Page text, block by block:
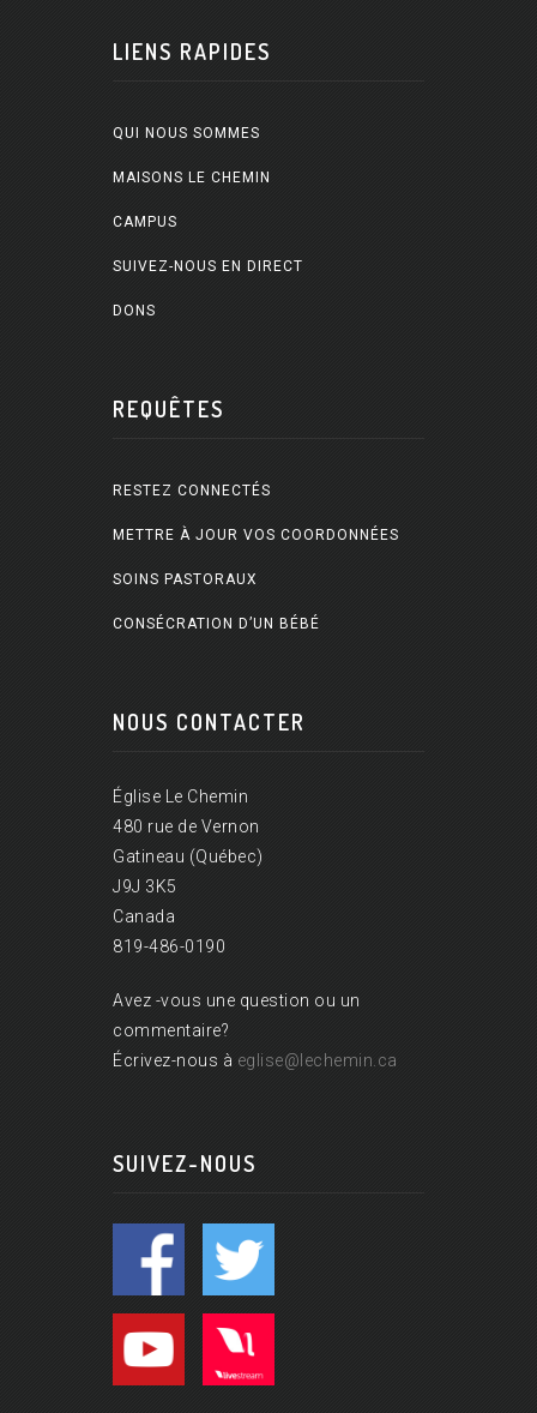
LIENS RAPIDES
QUI NOUS SOMMES
MAISONS LE CHEMIN
CAMPUS
SUIVEZ-NOUS EN DIRECT
DONS
REQUÊTES
RESTEZ CONNECTÉS
METTRE À JOUR VOS COORDONNÉES
SOINS PASTORAUX
CONSÉCRATION D’UN BÉBÉ
NOUS CONTACTER
Église Le Chemin
480 rue de Vernon
Gatineau (Québec)
J9J 3K5
Canada
819-486-0190
Avez -vous une question ou un
commentaire?
Écrivez-nous à eglise@lechemin.ca
SUIVEZ-NOUS